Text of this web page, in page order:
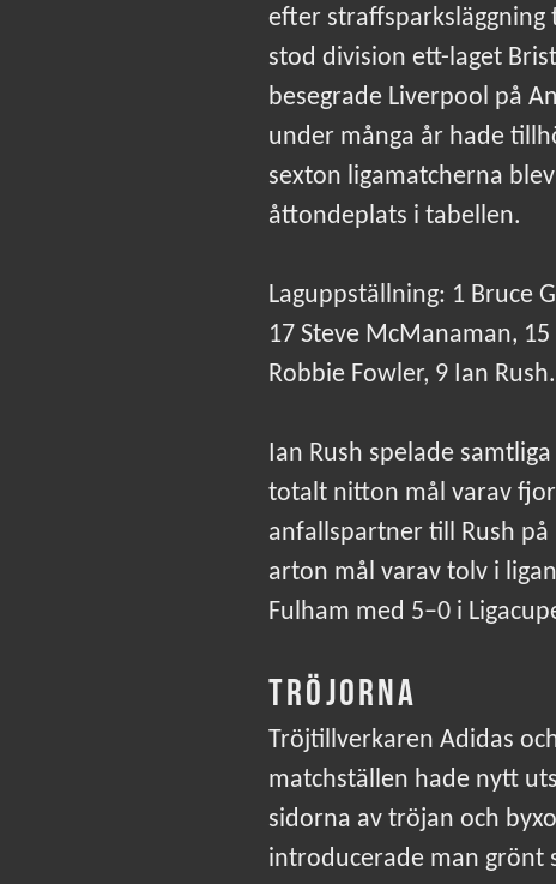
efter straffsparksläggning
stod division ett-laget
besegrade Liverpool på
under många år hade
sexton ligamatcherna
åttondeplats i tabellen.
Laguppställning: 1 Bruce
17 Steve McManaman,
Robbie Fowler, 9 Ian Rush.
Ian Rush spelade
totalt nitton mål varav
anfallspartner till Rush
arton mål varav tolv i
Fulham med 5–0 i
TRÖJORNA
Tröjtillverkaren Adidas
matchställen hade nytt
sidorna av tröjan och
introducerade man grönt